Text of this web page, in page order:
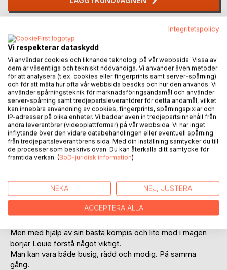
Recensera titel
BESKRIVNING
Louie älskar fart, äventyr och att göra saker NU direkt!
Ibland går det lite för fort. Som när sparkcykeln kör rakt in i
När familjen åker på semester verkar allt bara bli fel. Vuxna
tjatar, storebror är perfekt och plötsligt händer något som
gör Louie rädd för det han älskar mest.
Men med hjälp av sin bästa kompis och lite mod i magen
börjar Louie förstå något viktigt.
Man kan vara både busig, rädd och modig. På samma
gång.
Integritetspolicy
Vi respekterar dataskydd
Vi använder cookies och liknande teknologi på vår webbsida. Vissa av
dem är väsentliga och tekniskt nödvändiga. Vi använder även metoder
för att analysera (t.ex. cookies eller fingerprints samt server-spårning)
och för att mäta hur ofta vår webbsida besöks och hur den används. Vi
använder spårningsteknik för marknadsföringsändamål och använder
server-spårning samt tredjepartsleverantörer för detta ändamål, vilket
kan innebära användning av cookies, fingerprints, spårningspixlar och
IP-adresser på olika enheter. Vi bäddar även in tredjepartsinnehåll från
andra leverantörer (videoplattformar) på vår webbsida. Vi har inget
inflytande över den vidare databehandlingen eller eventuell spårning
från tredjepartsleverantörens sida. Med din inställning samtycker du till
de processer som beskrivs ovan. Du kan återkalla ditt samtycke för
framtida verkan. (BoD-juridisk information)
NEKA NEJ, JUSTERA
ACCEPTERA ALLA